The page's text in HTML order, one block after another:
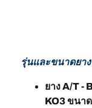
รุ่นและขนาดยา
ยาง A/T -
KO3 ขนา